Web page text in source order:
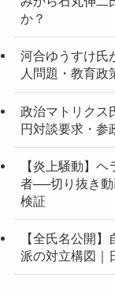
か？
河合ゆうすけ
人問題・教育政
政治マトリクス
円対談要求・参
【炎上騒動】
者──切り抜き
検証
【全氏名公開
派の対立構図｜